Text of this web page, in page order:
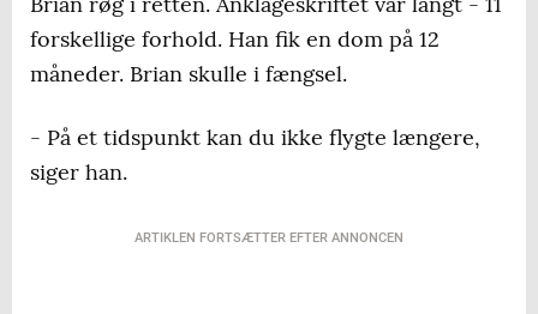
forskellige forhold. Han fik en dom på 12
måneder. Brian skulle i fængsel.
- På et tidspunkt kan du ikke flygte længere,
siger han.
ARTIKLEN FORTSÆTTER EFTER ANNONCEN